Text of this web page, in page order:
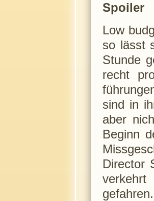
Spoiler
Low
so lässt
Stunde
recht
sind in
aber
Beginn
Director
gefahren.